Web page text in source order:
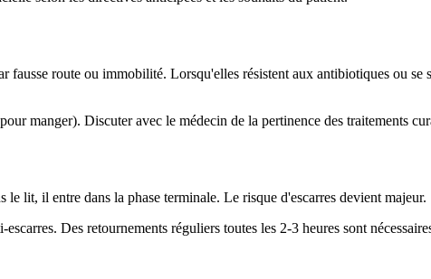
fausse route ou immobilité. Lorsqu'elles résistent aux antibiotiques ou se
manger). Discuter avec le médecin de la pertinence des traitements
le lit, il entre dans la phase terminale. Le risque d'escarres devient majeur.
Des retournements réguliers toutes les 2-3 heures sont